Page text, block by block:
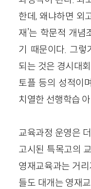
한데, 왜냐하면 외
재’는 학문적 개
기 때문이다. 그렇
되는 것은 경시대
토플 등의 성적이
치열한 선행학습
교육과정 운영은
고시된 특목고의
영재교육과는 거
들도 대개는 영재